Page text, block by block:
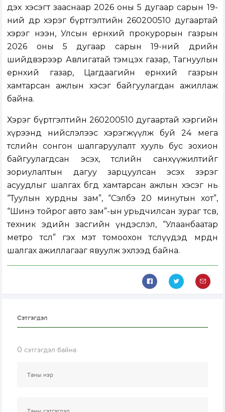
дэх хэсэгт зааснаар 2026 оны 5 дугаар сарын 19-
ний өдөр хэрэг бүртгэлтийн 260200510 дугаартай
хэрэг нээн, Улсын ерөнхий прокурорын газрын
2026 оны 5 дугаар сарын 19-ний өдрийн
шийдвэрээр Авлигатай тэмцэх газар, Тагнуулын
ерөнхий газар, Цагдаагийн ерөнхий газрын
хамтарсан ажлын хэсэг байгуулагдан ажиллаж
байна.
Хэрэг бүртгэлтийн 260200510 дугаартай хэргийн
хүрээнд нийслэлээс хэрэгжүүлж буй 24 мега
төслийн сонгон шалгаруулалт хууль бус зохион
байгуулагдсан эсэх, төслийн санхүүжилтийг
зориулалтын дагуу зарцуулсан эсэх зэрэг
асуудлыг шалгах бөгөөд хамтарсан ажлын хэсэг нь
“Туулын хурдны зам”, “Сэлбэ 20 минутын хот”,
“Шинэ тойрог авто зам”-ын урьдчилсан зураг төсөв,
техник эдийн засгийн үндэслэл, “Улаанбаатар
метро төсөл” гэх мэт томоохон төслүүдэд мөрдөн
шалгах ажиллагааг явуулж эхлээд байна.
Сэтгэгдэл
0 сэтгэгдэл байна